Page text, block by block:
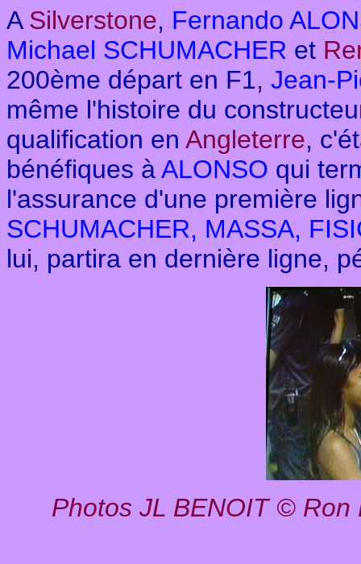
A Silverstone, Fernando
Michael SCHUMACHER et
200ème départ en F1, Jean-
même l'histoire du
qualification en Angleterre,
bénéfiques àALONSO qui
l'assurance d'une première
SCHUMACHER, MASSA,
lui, partira en dernière ligne,
Photos JL BENOIT ©